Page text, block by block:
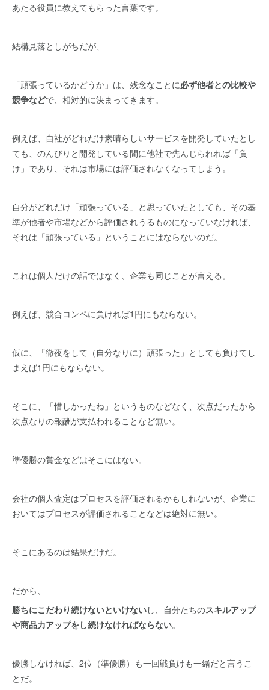
あたる役員に教えてもらった言葉です。
結構見落としがちだが、
「頑張っているかどうか」は、残念なことに必ず他者との比較や
競争などで、相対的に決まってきます。
例えば、自社がどれだけ素晴らしいサービスを開発していたとし
ても、のんびりと開発している間に他社で先んじられれば「負
け」であり、それは市場には評価されなくなってしまう。
自分がどれだけ「頑張っている」と思っていたとしても、その基
準が他者や市場などから評価されうるものになっていなければ、
それは「頑張っている」ということにはならないのだ。
これは個人だけの話ではなく、企業も同じことが言える。
例えば、競合コンペに負ければ1円にもならない。
仮に、「徹夜をして（自分なりに）頑張った」としても負けてし
まえば1円にもならない。
そこに、「惜しかったね」というものなどなく、次点だったから
次点なりの報酬が支払われることなど無い。
準優勝の賞金などはそこにはない。
会社の個人査定はプロセスを評価されるかもしれないが、企業に
おいてはプロセスが評価されることなどは絶対に無い。
そこにあるのは結果だけだ。
だから、
勝ちにこだわり続けないといけないし、自分たちのスキルアップ
や商品力アップをし続けなければならない。
優勝しなければ、2位（準優勝）も一回戦負けも一緒だと言うこ
とだ。